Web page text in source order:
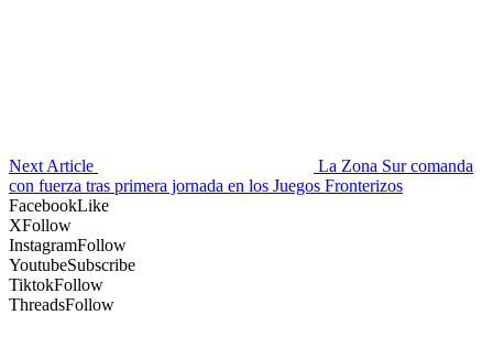
Next Article
La Zona Sur comanda
con fuerza tras primera jornada en los Juegos Fronterizos
FacebookLike
XFollow
InstagramFollow
YoutubeSubscribe
TiktokFollow
ThreadsFollow